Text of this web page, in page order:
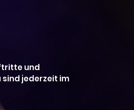
und
jederzeit im